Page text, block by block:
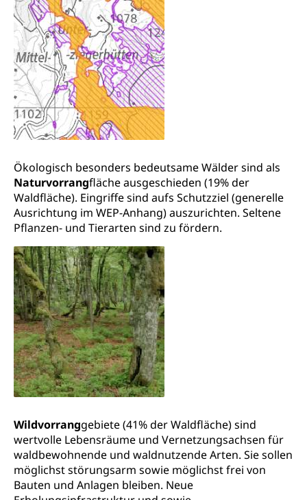
Ökologisch besonders bedeutsame Wälder sind als
Naturvorrangfläche ausgeschieden (19% der
Waldfläche). Eingriffe sind aufs Schutzziel (generelle
Ausrichtung im WEP-Anhang) auszurichten. Seltene
Pflanzen- und Tierarten sind zu fördern.
Wildvorranggebiete (41% der Waldfläche) sind
wertvolle Lebensräume und Vernetzungsachsen für
waldbewohnende und waldnutzende Arten. Sie sollen
möglichst störungsarm sowie möglichst frei von
Bauten und Anlagen bleiben. Neue
Kantonsstrassen
Geburt, Heirat, Ehe, Partnerschaft, Tod,
Zivilstandsamt, Zivilstandsregiste
Zivilstandswesen
Adoption
Adoptivkind, Adoptiveltern, Adoptionsvermittlung,
Adoptionsverfahren, elterliche Gewalt, elterliche
Sorge
Adoption
Aufenthaltsbewilligungen
Niederlassung, Wohnsitz
Amt für Migration
Ausweise und Bescheinigungen
Reisepass, Identitätskarte, Visum, Geburtsurkunde
Jagdausweis, Fischereiausweis
Strafregisterauszug bestellen
Waffen, Sprengstoffe und Pyrotechnik
Reisepass, Identitätskarte
Strassenverkehrsamt (Führerausweis,
Fahrzeugausweis)
Namensänderungen
Einbürgerung
Nationalität, Staatsangehörigkeit,
Staatsbürgerschaft, Bürgerrecht, Erwerb des
Bürgerrechts, Verlust des Bürgerrechts,
Einbürgerungsverfahren
Einbürgerungen
Geburt
Geburtsurkunde, Geburtsschein, Geburtsanzeige
Familienzulagen (WAS Luzern)
Kinder und Jugendliche
Kinder- und Jugendförderung
Psychische Gesundheit
IV für Kinder und Jugendliche (WAS Luzern)
Pflege / Pflegeheim
Hauspflege, spitalexterne Pflege, Spitex
Betreuende Angehörige